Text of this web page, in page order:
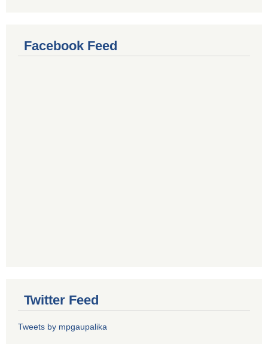
Facebook Feed
Twitter Feed
Tweets by mpgaupalika